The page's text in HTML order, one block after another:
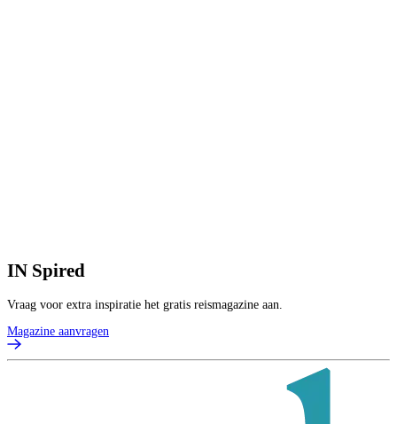
IN Spired
Vraag voor extra inspiratie het gratis reismagazine aan.
Magazine aanvragen